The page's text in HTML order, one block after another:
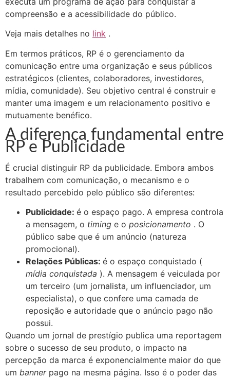
compreensão e a acessibilidade do público.
Veja mais detalhes no link .
Em termos práticos, RP é o gerenciamento da
comunicação entre uma organização e seus públicos
estratégicos (clientes, colaboradores, investidores,
mídia, comunidade). Seu objetivo central é construir e
manter uma imagem e um relacionamento positivo e
mutuamente benéfico.
A diferença fundamental entre
RP e Publicidade
É crucial distinguir RP da publicidade. Embora ambos
trabalhem com comunicação, o mecanismo e o
resultado percebido pelo público são diferentes:
Publicidade: é o espaço pago. A empresa controla
a mensagem, o timing e o posicionamento . O
público sabe que é um anúncio (natureza
promocional).
Relações Públicas: é o espaço conquistado (
mídia conquistada ). A mensagem é veiculada por
um terceiro (um jornalista, um influenciador, um
especialista), o que confere uma camada de
reposição e autoridade que o anúncio pago não
possui.
Quando um jornal de prestígio publica uma reportagem
sobre o sucesso de seu produto, o impacto na
percepção da marca é exponencialmente maior do que
um bannerpago na mesma página. Isso é o poder das